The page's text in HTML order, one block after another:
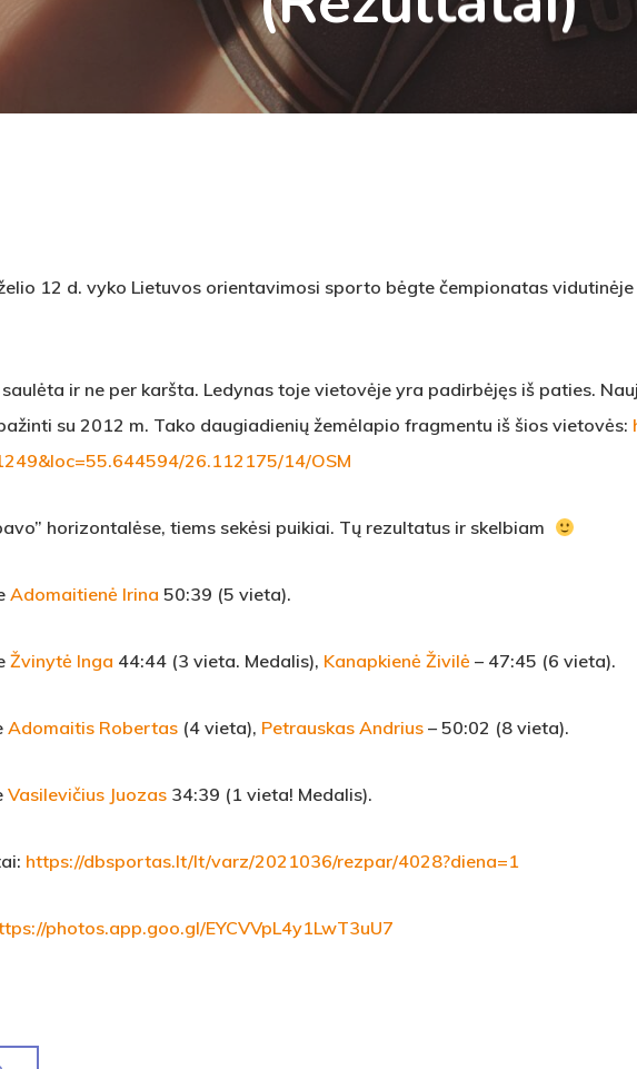
12 d. vyko Lietuvos orientavimosi sporto bėgte čempionatas
ir ne per karšta. Ledynas toje vietovėje yra padirbėjęs iš paties.
su 2012 m. Tako daugiadienių žemėlapio fragmentu iš šios vietovės:
26.112175/14/OSM
horizontalėse, tiems sekėsi puikiai. Tų rezultatus ir skelbiam
Adomaitienė Irina 50:39 (5 vieta).
Žvinytė Inga 44:44 (3 vieta. Medalis), Kanapkienė Živilė – 47:45 (6 vieta).
Adomaitis Robertas (4 vieta), Petrauskas Andrius – 50:02 (8 vieta).
Vasilevičius Juozas 34:39 (1 vieta! Medalis).
https://dbsportas.lt/lt/varz/2021036/rezpar/4028?diena=1
photos.app.goo.gl/EYCVVpL4y1LwT3uU7